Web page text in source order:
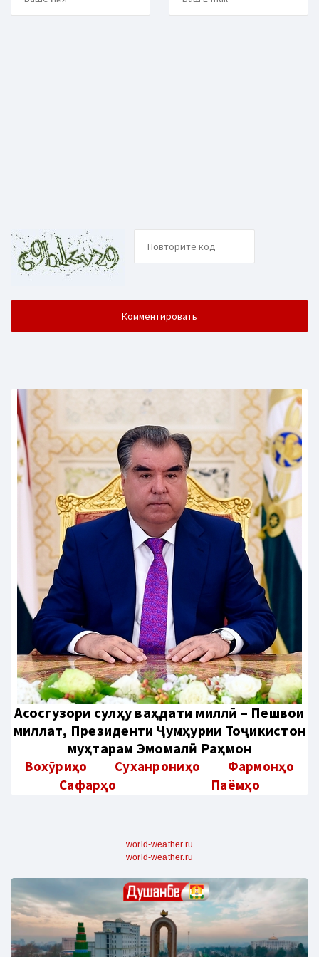
Aсосгузори сулҳу ваҳдати миллӣ – Пешвои
миллат, Президенти Ҷумҳурии Тоҷикистон
муҳтарам Эмомалӣ Раҳмон
Вохӯриҳо Суханрониҳо
Фармонҳо
Сафарҳо
Паёмҳо
world-weather.ru
world-weather.ru